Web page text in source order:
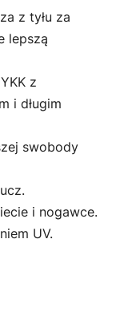
z tyłu za
lepszą
z
i długim
swobody
i nogawce.
UV.